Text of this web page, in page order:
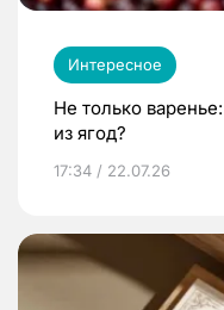
Интересное
Не только
из ягод?
17:34 / 22.07.26